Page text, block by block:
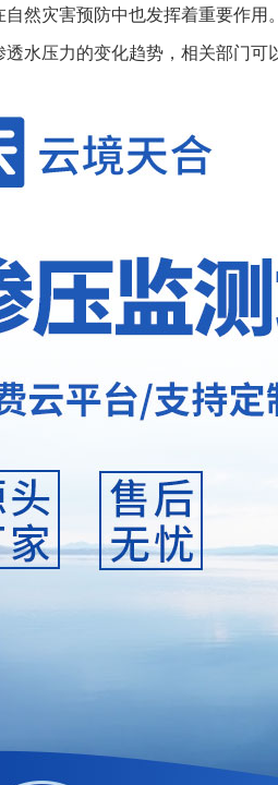
然灾害预防中也发挥着重要作
水压力的变化趋势，相关部门可